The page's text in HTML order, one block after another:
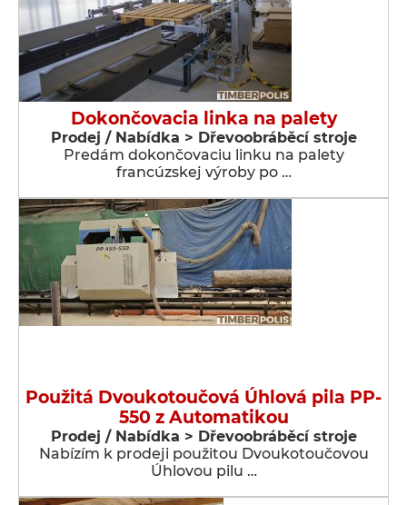
Dokončovacia linka na palety
Prodej / Nabídka > Dřevoobráběcí stroje
Predám dokončovaciu linku na palety
francúzskej výroby po …
Použitá Dvoukotoučová Úhlová pila PP-
550 z Automatikou
Prodej / Nabídka > Dřevoobráběcí stroje
Nabízím k prodeji použitou Dvoukotoučovou
Úhlovou pilu …